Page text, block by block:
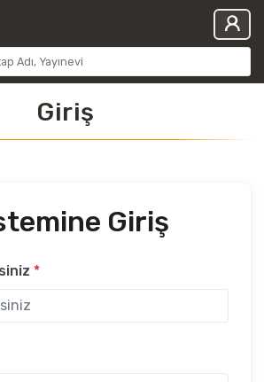
Giriş
Giriş
*